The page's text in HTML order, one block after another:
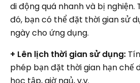
di động quá nhanh và bị
đó, bạn có thể đặt thời gian sử
ngày cho ứng dụng.
+ Lên lịch thời gian sử dụng:
phép bạn đặt thời gian hạn chế